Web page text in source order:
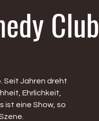
Club
Seit Jahren dreht
Ehrlichkeit,
ist eine Show, so